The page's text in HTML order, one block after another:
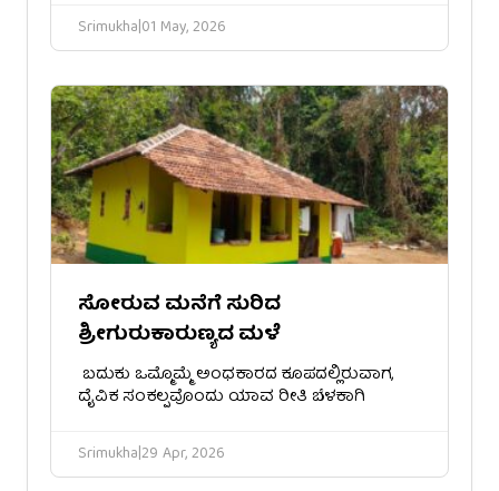
Srimukha|01 May, 2026
ಸೋರುವ ಮನೆಗೆ ಸುರಿದ
ಶ್ರೀಗುರುಕಾರುಣ್ಯದ ಮಳೆ
​ ​ಬದುಕು ಒಮ್ಮೊಮ್ಮೆ ಅಂಧಕಾರದ ಕೂಪದಲ್ಲಿರುವಾಗ,
ದೈವಿಕ ಸಂಕಲ್ಪವೊಂದು ಯಾವ ರೀತಿ ಬೆಳಕಾಗಿ
Srimukha|29 Apr, 2026